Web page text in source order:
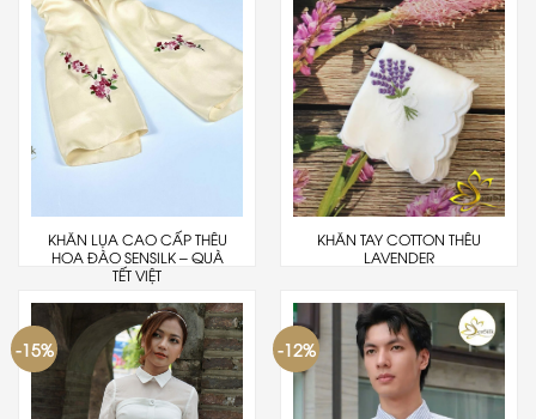
KHĂN LỤA CAO CẤP THÊU
HOA ĐÀO SENSILK – QUÀ
TẾT VIỆT
KHĂN TAY COTTON THÊU
LAVENDER
-15% -12%